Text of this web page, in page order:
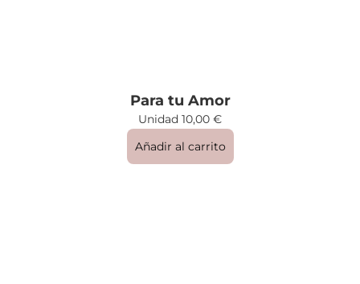
Para tu Amor
Unidad 10,00 €
Añadir al carrito